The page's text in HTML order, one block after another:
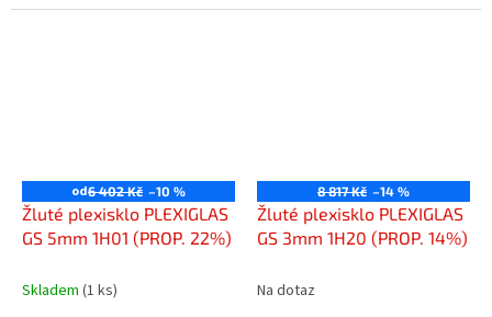
od6 402 Kč –10 %
Žluté plexisklo PLEXIGLAS
GS 5mm 1H01 (PROP. 22%)
Skladem (1 ks)
8 817 Kč –14 %
Žluté plexisklo PLEXIGLAS
GS 3mm 1H20 (PROP. 14%)
Na dotaz